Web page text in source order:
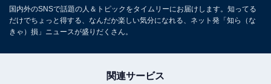
国内外のSNSで話題の人＆トピックをタイムリーにお届けします。知ってる
だけでちょっと得する、なんだか楽しい気分になれる、ネット発「知ら（な
きゃ）損」ニュースが盛りだくさん。
関連サービス